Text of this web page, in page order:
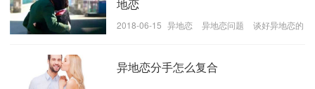
的伙伴，就不要成为彼此的负担。双方都有自己的生
活，我们应该彼此鼓励传递正能量才对，因为异地恋原
本就是一件辛苦的事情。
充满期盼
地恋
2018-06-15 异地恋 异地恋问题
谈好异地恋的
异地恋分手怎么复合